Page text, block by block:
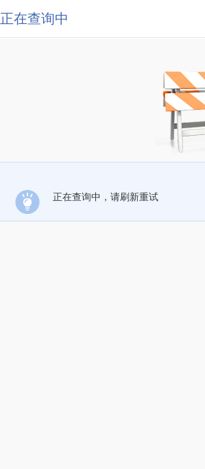
正在查询中
正在查询中，请刷新重试